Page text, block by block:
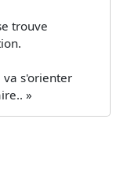
trouve
va s'orienter
»